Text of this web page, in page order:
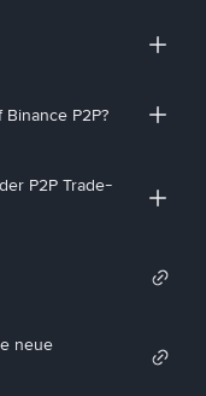
P2P?
P2P Trade-
neue